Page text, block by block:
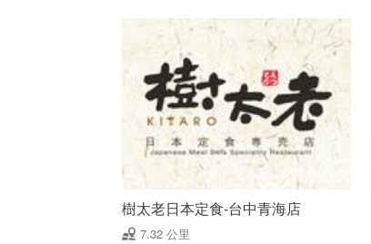
樹太老日本定食-台中青海店
7.32 公里